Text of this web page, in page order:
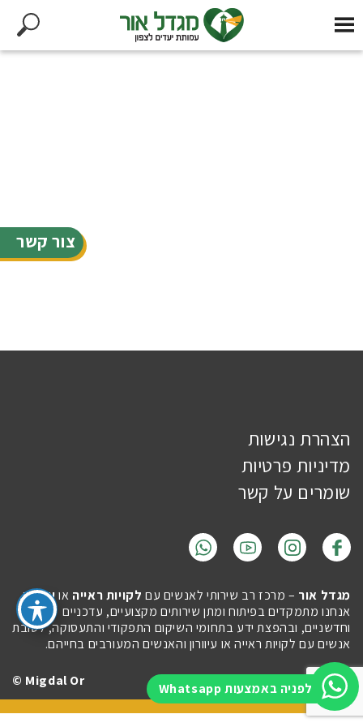
צור קשר
לפניה באמצעות Whatsapp
הצהרת נגישות
מדיניות פרטיות
שומרים על קשר
מגדל אור – מרכז רב שירותי לאנשים עם לקויות ראייה אועיוורון.
אנחנו מתמקדים בפיתוח ומתן שירותים מקצועיים, עדכניים
וחדשניים, ובהפצת ידע בתחומי השיקום התפקודי והתעסוקה, לטובת
אנשים עם לקויות ראייה או עיוורון והאנשים המעורבים בחייהם.
Imaginet
Migdal Or ©